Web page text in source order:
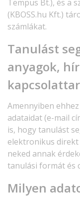
Tempus Bt.), és
(KBOSS.hu Kft.)
számlákat.
Tanulást
anyagok,
Amennyiben
adataidat (e-mail
is, hogy tanulást
elektronikus
neked annak
tanulási formát és
Milyen